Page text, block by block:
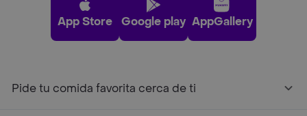
App Store Google play AppGallery
Pide tu comida favorita cerca de ti